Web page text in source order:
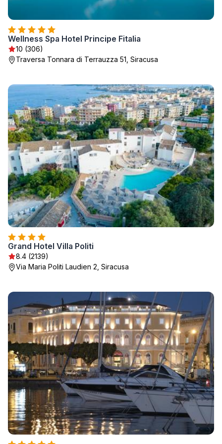
Wellness Spa Hotel Principe Fitalia
10 (306)
Traversa Tonnara di Terrauzza 51, Siracusa
Grand Hotel Villa Politi
8.4 (2139)
Via Maria Politi Laudien 2, Siracusa